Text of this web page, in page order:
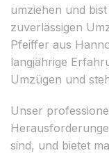
umziehen und
zuverlässigen
Pfeiffer aus
langjährige
Umzügen und
Unser
sind, und bietet